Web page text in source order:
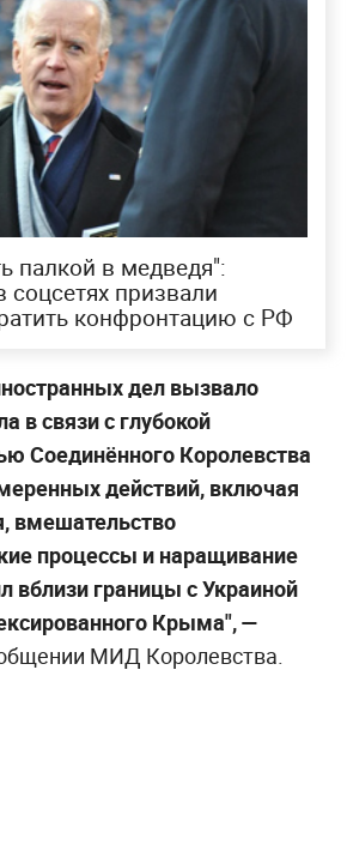
палкой в медведя":
призвали
конфронтацию с РФ
дел вызвало
в связи с глубокой
Соединённого Королевства
действий, включая
вмешательство
процессы и наращивание
вблизи границы с Украиной
Крыма", —
МИД Королевства.